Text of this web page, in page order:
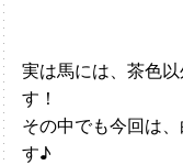
実は馬には、茶色
す！
その中でも今回は
す♪